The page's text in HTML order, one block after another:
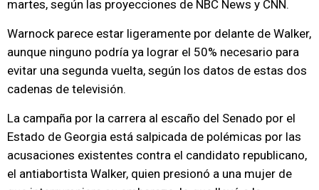
martes, según las proyecciones de NBC News y CNN.
Warnock parece estar ligeramente por delante de Walker,
aunque ninguno podría ya lograr el 50% necesario para
evitar una segunda vuelta, según los datos de estas dos
cadenas de televisión.
La campaña por la carrera al escaño del Senado por el
Estado de Georgia está salpicada de polémicas por las
acusaciones existentes contra el candidato republicano,
el antiabortista Walker, quien presionó a una mujer de